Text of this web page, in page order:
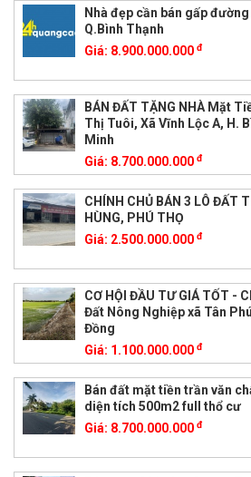
Nhà đẹp cần bán gấp
Q.Bình Thạnh
Giá: 8.900.000.000 đ
BÁN ĐẤT TẶNG NHÀ Mặt
Thị Tuôi, Xã Vĩnh Lộc A, H.
Minh
Giá: 8.700.000.000 đ
CHÍNH CHỦ BÁN 3 LÔ ĐẤT
HÙNG, PHÚ THỌ
Giá: 2.500.000.000 đ
CƠ HỘI ĐẦU TƯ GIÁ TỐT -
Đất Nông Nghiệp xã Tân
Đồng
Giá: 1.100.000.000 đ
Bán đất mặt tiền trần văn
diện tích 500m2 full thổ cư
Giá: 8.700.000.000 đ